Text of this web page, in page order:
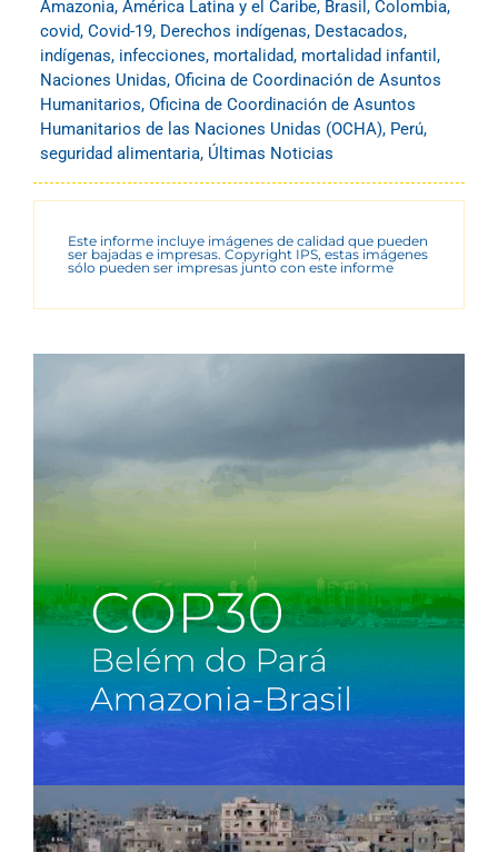
Amazonia, América Latina y el Caribe, Brasil , Colombia,
covid, Covid-19, Derechos indígenas, Destacados,
indígenas, infecciones, mortalidad, mortalidad infantil ,
Naciones Unidas, Oficina de Coordinación de Asuntos
Humanitarios, Oficina de Coordinación de Asuntos
Humanitarios de las Naciones Unidas (OCHA), Perú,
seguridad alimentaria, Últimas Noticias
Este informe incluye imágenes de calidad que pueden
ser bajadas e impresas. Copyright IPS, estas imágenes
sólo pueden ser impresas junto con este informe